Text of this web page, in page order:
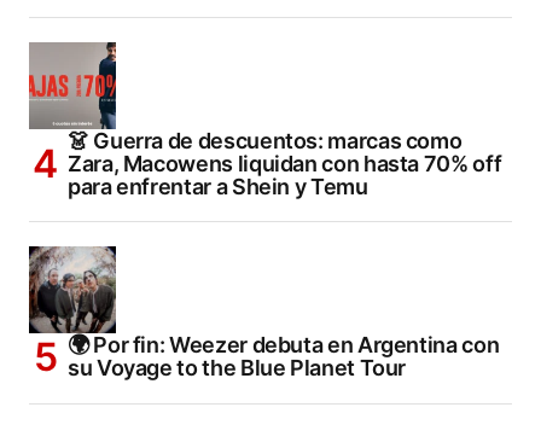
👗 Guerra de descuentos: marcas como
Zara, Macowens liquidan con hasta 70% off
para enfrentar a Shein y Temu
🌍 Por fin: Weezer debuta en Argentina con
su Voyage to the Blue Planet Tour